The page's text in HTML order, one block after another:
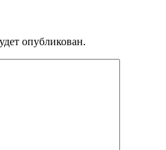
опубликован.